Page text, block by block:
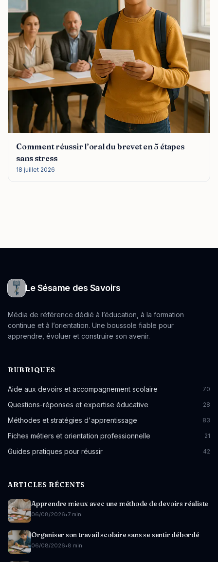
Comment réussir l’oral du brevet en 5 étapes
sans stress
18 juillet 2026
Le Sésame des Savoirs
Média de référence dédié à l’éducation, à la formation
continue et à l’orientation. Une boussole fiable pour
apprendre, évoluer et construire son avenir.
RUBRIQUES
Aide aux devoirs et accompagnement scolaire 70
Questions-réponses et expertise éducative 28
Méthodes et stratégies d'apprentissage 83
Fiches métiers et orientation professionnelle 21
Guides pratiques pour réussir 42
ARTICLES RÉCENTS
Apprendre mieux avec une méthode de devoirs réaliste
06/08/2026•7 min
Organiser son travail scolaire sans se sentir débordé
06/08/2026•8 min